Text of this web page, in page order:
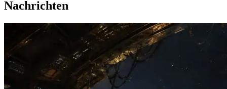
Nachrichten